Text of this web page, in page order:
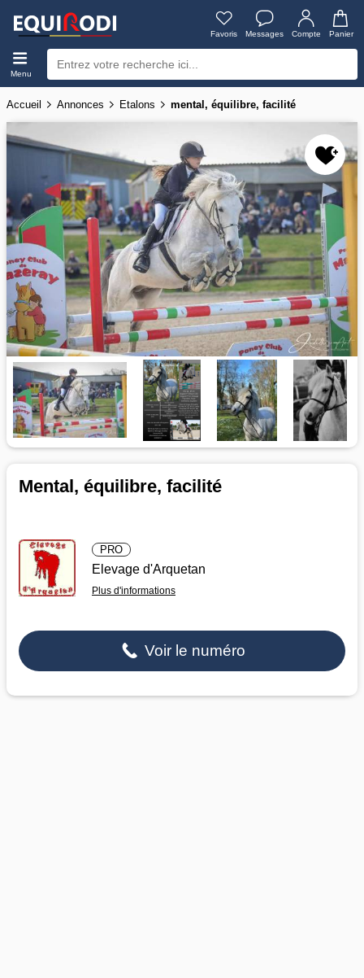
Favoris Messages Compte Panier
Menu
Accueil Annonces Etalons mental, équilibre, facilité
Mental, équilibre, facilité
PRO
Elevage d'Arquetan
Plus d'informations
Voir le numéro